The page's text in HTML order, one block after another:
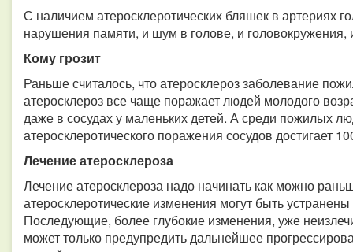
С наличием атеросклеротических бляшек в артериях
нарушения памяти, и шум в голове, и головокружения,
Кому грозит
Раньше считалось, что атеросклероз заболевание
атеросклероз все чаще поражает людей молодого
даже в сосудах у маленьких детей. А среди пожилых
атеросклеротического поражения сосудов
Лечение атеросклероза
Лечение атеросклероза надо начинать как можно
атеросклеротические изменения могут быть
Последующие, более глубокие изменения, уже
может только предупредить дальнейшее